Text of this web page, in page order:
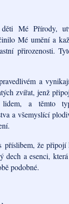
Mé Přírody,
Mé umění a
přirozenosti.
a
zvířat, jenž
lidem, a těmto
a všemyslící
příslibem, že
a esenci,
podobné.